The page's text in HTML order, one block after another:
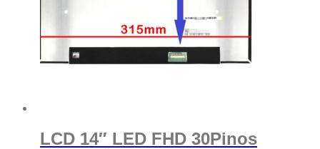
LCD 14″ LED FHD 30Pinos